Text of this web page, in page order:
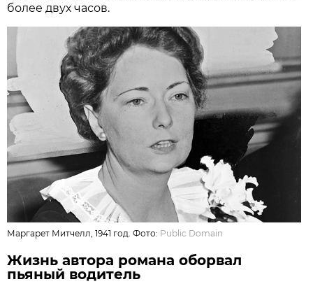
более двух часов.
Маргарет Митчелл, 1941 год. Фото: Public Domain
Жизнь автора романа оборвал
пьяный водитель